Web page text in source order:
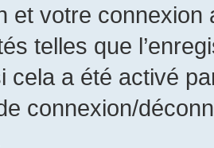
et votre
telles que
cela a été activé
connexion/